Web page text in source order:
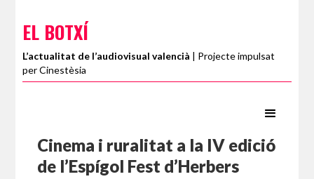
EL BOTXÍ
L’actualitat de l’audiovisual valencià | Projecte impulsat
per Cinestèsia
Cinema i ruralitat a la IV edició
de l’Espígol Fest d’Herbers